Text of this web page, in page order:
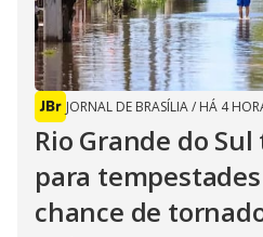
JORNAL DE BRASÍLIA/ HÁ 4
Rio Grande do
para
chance de